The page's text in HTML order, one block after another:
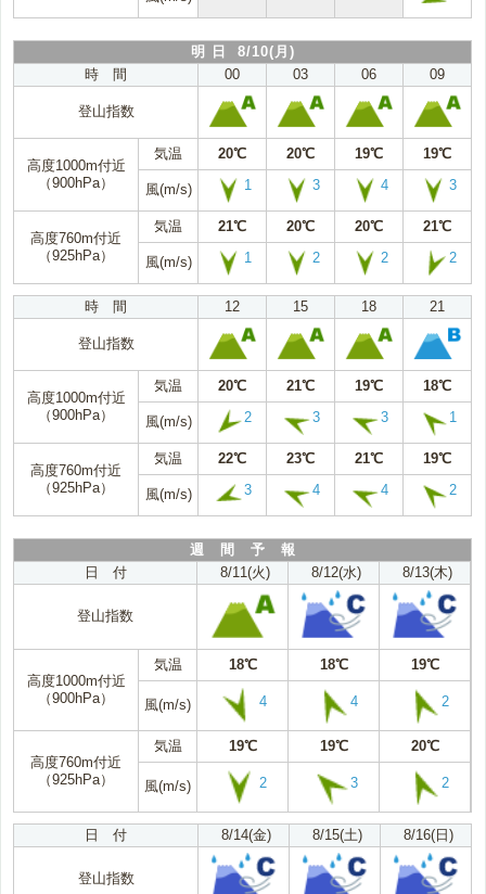
明 日 8/10(月)
時 間
00 03 06 09
登山指数
高度1000m付近
（900hPa）
気温 20℃ 20℃ 19℃ 19℃
風(m/s) 1 3 4 3
高度760m付近
（925hPa）
気温 21℃ 20℃ 20℃ 21℃
風(m/s) 1 2 2 2
時 間 12 15 18 21
登山指数
高度1000m付近
（900hPa）
気温 20℃ 21℃ 19℃ 18℃
風(m/s) 2 3 3 1
高度760m付近
（925hPa）
気温 22℃ 23℃ 21℃ 19℃
風(m/s) 3 4 4 2
週 間 予 報
日 付
8/11(火) 8/12(水) 8/13(木)
登山指数
高度1000m付近
（900hPa）
気温 18℃ 18℃ 19℃
風(m/s) 4 4 2
高度760m付近
（925hPa）
気温 19℃ 19℃ 20℃
風(m/s) 2 3 2
日 付 8/14(金) 8/15(土) 8/16(日)
登山指数